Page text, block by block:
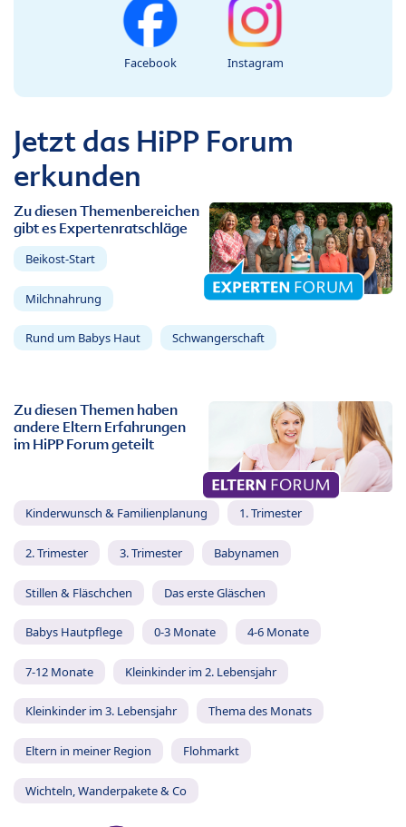
Facebook Instagram
Jetzt das HiPP Forum
erkunden
Zu diesen Themenbereichen
gibt es Expertenratschläge
Beikost-Start
Milchnahrung
Rund um Babys Haut Schwangerschaft
Zu diesen Themen haben
andere Eltern Erfahrungen
im HiPP Forum geteilt
Kinderwunsch & Familienplanung 1. Trimester
2. Trimester 3. Trimester Babynamen
Stillen & Fläschchen Das erste Gläschen
Babys Hautpflege 0-3 Monate 4-6 Monate
7-12 Monate Kleinkinder im 2. Lebensjahr
Kleinkinder im 3. Lebensjahr Thema des Monats
Eltern in meiner Region Flohmarkt
Wichteln, Wanderpakete & Co